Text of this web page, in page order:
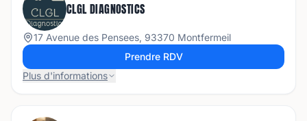
CLGL DIAGNOSTICS
17 Avenue des Pensees, 93370 Montfermeil
Prendre RDV
Plus d'informations